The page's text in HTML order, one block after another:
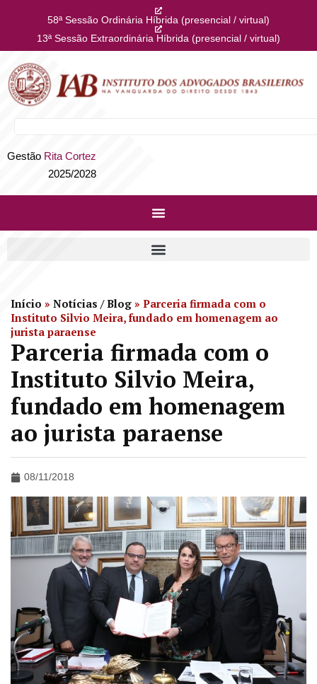
58ª Sessão Ordinária Híbrida (presencial / virtual)
13ª Sessão Extraordinária Híbrida (presencial / virtual)
Gestão Rita Cortez
2025/2028
Início » Notícias / Blog » Parceria firmada com o
Instituto Silvio Meira, fundado em homenagem ao
jurista paraense
Parceria firmada com o
Instituto Silvio Meira,
fundado em homenagem
ao jurista paraense
08/11/2018